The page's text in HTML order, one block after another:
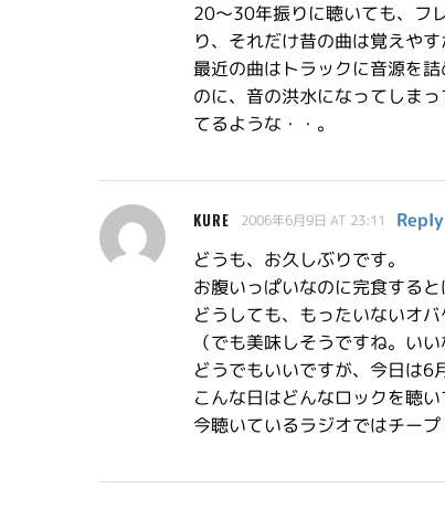
20〜30年振りに聴いても、フ
り、それだけ昔の曲は覚えやす
最近の曲はトラックに音源を
のに、音の洪水になってしま
てるような・・。
KURE 2006年6月9日 AT 23:11
Reply
どうも、お久しぶりです。
お腹いっぱいなのに完食すると
どうしても、もったいないオバ
（でも美味しそうですね。いい
どうでもいいですが、今日は6
こんな日はどんなロックを聴
今聴いているラジオではチー